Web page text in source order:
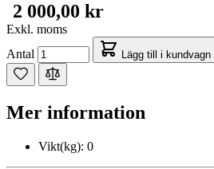
2 000,00 kr
Exkl. moms
Antal
Lägg till i kundvagn
Mer information
Vikt(kg): 0